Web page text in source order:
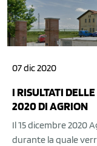
07 dic 2020
I RISULTATI
2020 DI AGRION
Il 15 dicembre 2020
durante la quale